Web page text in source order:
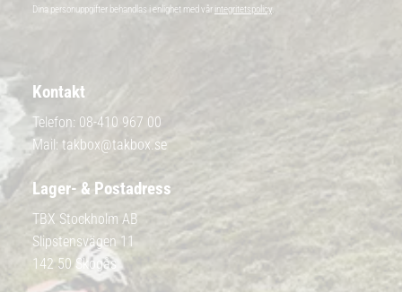
Dina personuppgifter behandlas i enlighet med vår integritetspolicy
Kontakt
Telefon: 08-410 967 00
Mail: takbox@takbox.se
Lager- & Postadress
TBX Stockholm AB
Slipstensvägen 11
142 50 Skogås